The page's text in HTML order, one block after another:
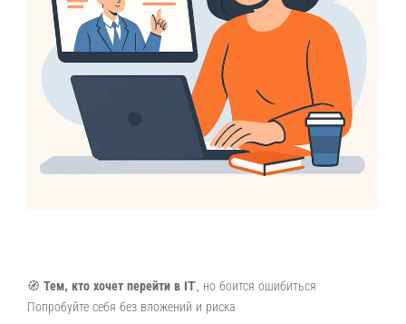
🧭 Тем, кто хочет перейти в IT, но боится ошибиться
Попробуйте себя без вложений и риска